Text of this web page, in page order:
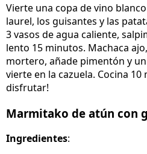
Vierte una copa de vino
laurel, los guisantes y las
3 vasos de agua caliente,
lento 15 minutos. Machaca
mortero, añade pimentón y
vierte en la cazuela. Cocina 10
disfrutar!
Marmitako de atún con
Ingredientes: